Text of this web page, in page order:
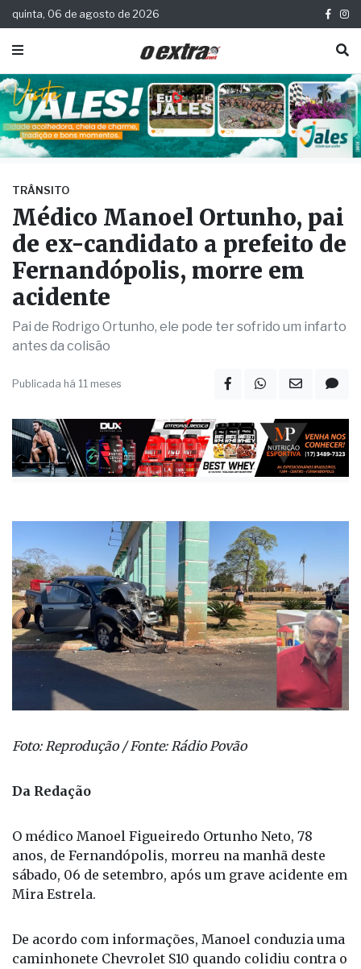
quinta, 06 de agosto de 2026
TRÂNSITO
Médico Manoel Ortunho, pai
de ex-candidato a prefeito de
Fernandópolis, morre em
acidente
Pai de Rodrigo Ortunho, ele pode ter sofrido um infarto
antes da colisão
Publicada há 11 meses
Foto: Reprodução / Fonte: Rádio Povão
Da Redação
O médico Manoel Figueiredo Ortunho Neto, 78
anos, de Fernandópolis, morreu na manhã deste
sábado, 06 de setembro, após um grave acidente em
Mira Estrela.
De acordo com informações, Manoel conduzia uma
caminhonete Chevrolet S10 quando colidiu contra o